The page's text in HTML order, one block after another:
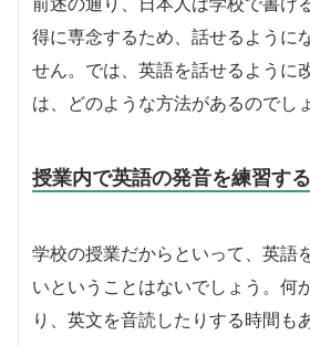
得に専念するため、話せるように
せん。では、英語を話せるように
は、どのような方法があるのでし
授業内で英語の発音を練習する
学校の授業だからといって、英語
いということはないでしょう。何
り、英文を音読したりする時間も